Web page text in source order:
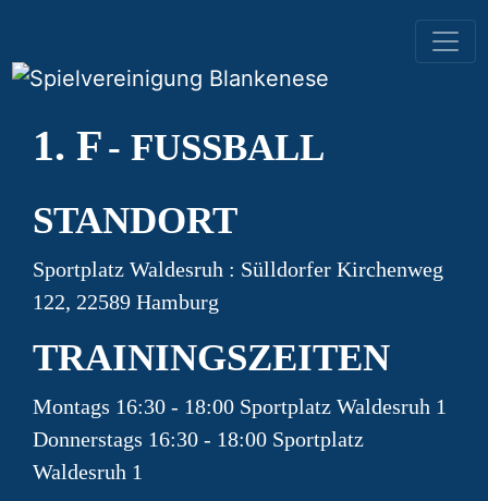
HAUPTNAVIGATION
1. F- FUSSBALL
STANDORT
Sportplatz Waldesruh : Sülldorfer Kirchenweg
122, 22589 Hamburg
TRAININGSZEITEN
Montags 16:30 - 18:00 Sportplatz Waldesruh 1
Donnerstags 16:30 - 18:00 Sportplatz
Waldesruh 1